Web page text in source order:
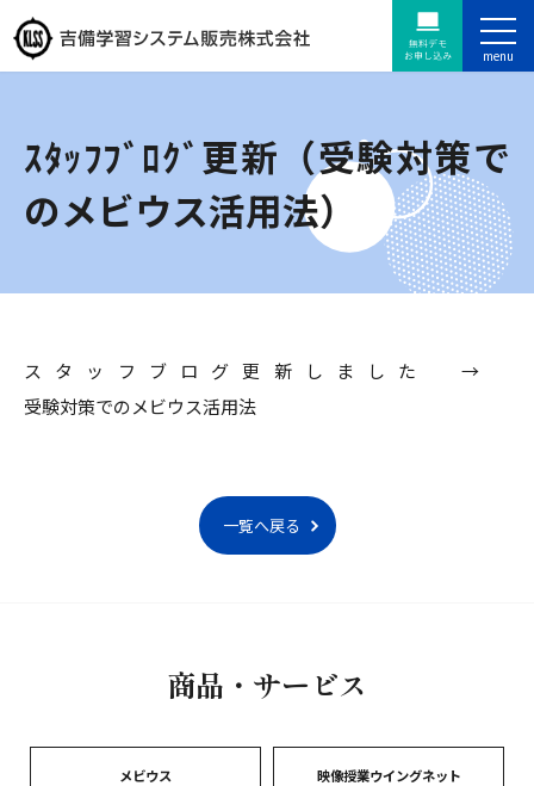
ｽﾀｯﾌﾌﾞﾛｸﾞ更新（受験対策で
のメビウス活用法）
スタッフブログ更新しました →
受験対策でのメビウス活用法
一覧へ戻る
商品・サービス
メビウス 映像授業ウイングネット